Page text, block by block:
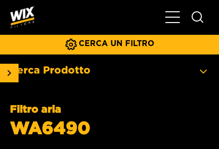
Menu
CERCA UN FILTRO
Cerca Prodotto
Filtro aria
WA6490